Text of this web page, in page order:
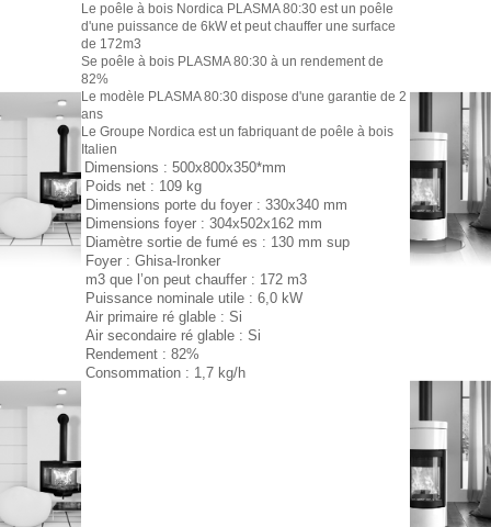
Le poêle à bois Nordica PLASMA 80:30 est un poêle
d'une puissance de 6kW et peut chauffer une surface
de 172m3
Se poêle à bois PLASMA 80:30 à un rendement de
82%
Le modèle PLASMA 80:30 dispose d'une garantie de 2
ans
Le Groupe Nordica est un fabriquant de poêle à bois
Italien
Dimensions : 500x800x350*mm
Poids net : 109 kg
Dimensions porte du foyer : 330x340 mm
Dimensions foyer : 304x502x162 mm
Diamètre sortie de fumé es : 130 mm sup
Foyer : Ghisa-Ironker
m3 que l’on peut chauffer : 172 m3
Puissance nominale utile : 6,0 kW
Air primaire ré glable : Si
Air secondaire ré glable : Si
Rendement : 82%
Consommation : 1,7 kg/h